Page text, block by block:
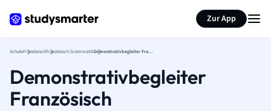
Zur App
SchuleFranzösischFranzösisch Grammatik Demonstrativbegleiter Französisch
Demonstrativbegleiter
Französisch
Seite zusammenfassen